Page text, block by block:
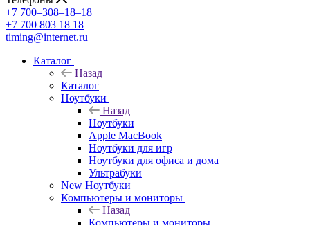
+7 700‒308‒18‒18
+7 700 803 18 18
timing@internet.ru
Каталог
Назад
Каталог
Ноутбуки
Назад
Ноутбуки
Apple MacBook
Ноутбуки для игр
Ноутбуки для офиса и дома
Ультрабуки
New Ноутбуки
Компьютеры и мониторы
Назад
Компьютеры и мониторы